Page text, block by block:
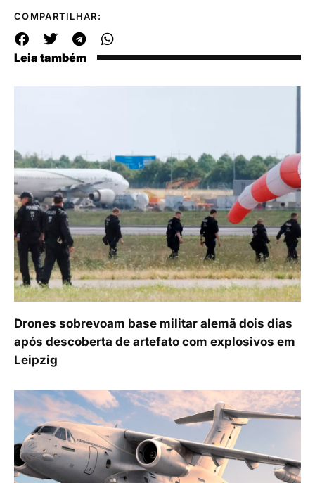
COMPARTILHAR:
Leia também
Drones sobrevoam base militar alemã dois dias
após descoberta de artefato com explosivos em
Leipzig